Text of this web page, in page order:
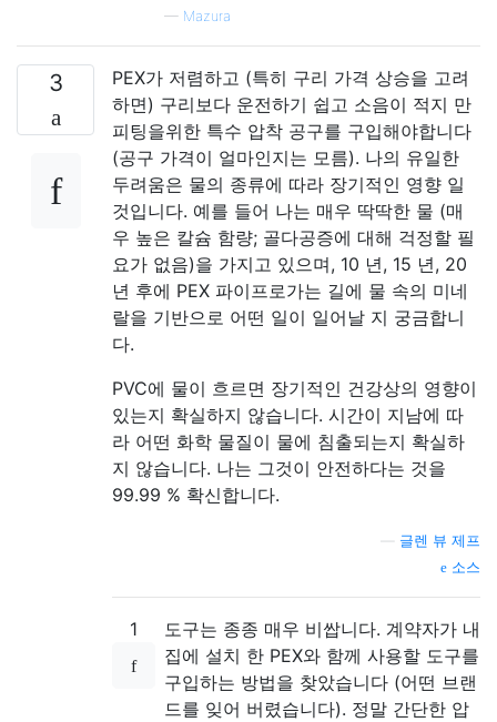
— Mazura
3
PEX가 저렴하고 (특히 구리 가격 상승을 고려
하면) 구리보다 운전하기 쉽고 소음이 적지 만
피팅을위한 특수 압착 공구를 구입해야합니다
(공구 가격이 얼마인지는 모름). 나의 유일한
두려움은 물의 종류에 따라 장기적인 영향 일
것입니다. 예를 들어 나는 매우 딱딱한 물 (매
우 높은 칼슘 함량; 골다공증에 대해 걱정할 필
요가 없음)을 가지고 있으며, 10 년, 15 년, 20
년 후에 PEX 파이프로가는 길에 물 속의 미네
랄을 기반으로 어떤 일이 일어날 지 궁금합니
다.
PVC에 물이 흐르면 ​​장기적인 건강상의 영향이
있는지 확실하지 않습니다. 시간이 지남에 따
라 어떤 화학 물질이 물에 침출되는지 확실하
지 않습니다. 나는 그것이 안전하다는 것을
99.99 % 확신합니다.
글렌 뷰 제프
소스
1
도구는 종종 매우 비쌉니다. 계약자가 내
집에 설치 한 PEX와 함께 사용할 도구를
구입하는 방법을 찾았습니다 (어떤 브랜
드를 잊어 버렸습니다). 정말 간단한 압